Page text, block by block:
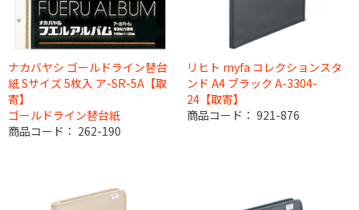
ナカバヤシ ゴールドライン替台
紙 Sサイズ 5枚入 ア-SR-5A【取
寄】
ゴールドライン替台紙
商品コード： 262-190
リヒト myfa コレクションスタ
ンド A4 ブラック A-3304-
24【取寄】
商品コード： 921-876